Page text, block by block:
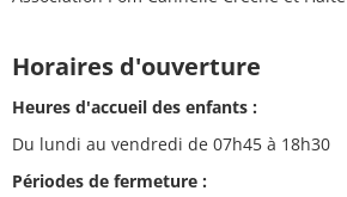
Horaires d'ouverture
Heures d'accueil des enfants :
Du lundi au vendredi de 07h45 à 18h30
Périodes de fermeture :